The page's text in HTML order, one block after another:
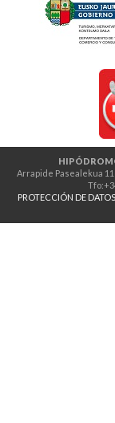
Arrapide Pasealekua 11
PROTECCIÓN DE DATOS